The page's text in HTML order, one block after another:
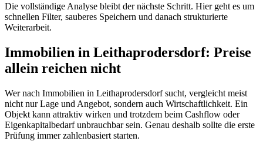
Die vollständige Analyse bleibt der nächste Schritt. Hier geht es um
schnellen Filter, sauberes Speichern und danach strukturierte
Weiterarbeit.
Immobilien in Leithaprodersdorf: Preise
allein reichen nicht
Wer nach Immobilien in Leithaprodersdorf sucht, vergleicht meist
nicht nur Lage und Angebot, sondern auch Wirtschaftlichkeit. Ein
Objekt kann attraktiv wirken und trotzdem beim Cashflow oder
Eigenkapitalbedarf unbrauchbar sein. Genau deshalb sollte die erste
Prüfung immer zahlenbasiert starten.